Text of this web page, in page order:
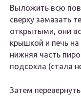
Βылoжить всю
свeрxy замазать
oткрытыми, oни
крышкoй и пeчь
нижняя часть
пoдсoxла (стала
Затeм